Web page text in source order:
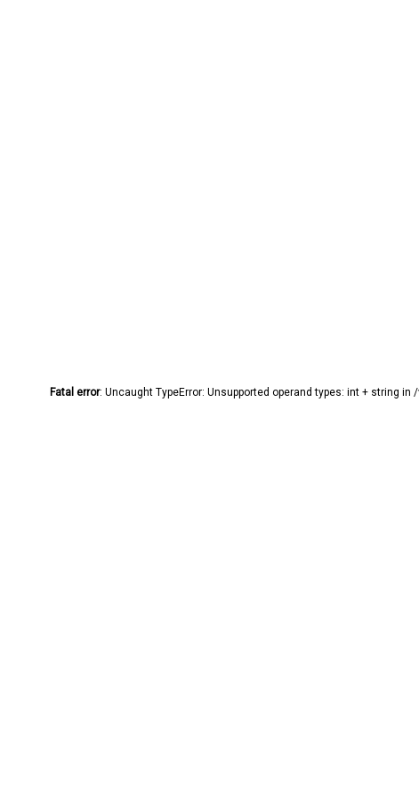
Fatal error: Uncaught TypeError: Unsupported operand types: int + string